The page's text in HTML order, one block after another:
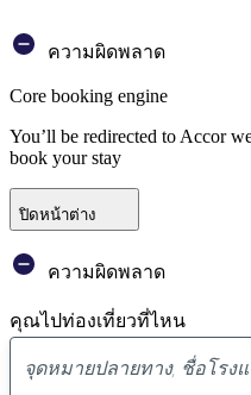
ความผิดพลาด
Core booking engine
You’ll be redirected to Accor
book your stay
ปิดหน้าต่าง
ความผิดพลาด
คุณไปท่องเที่ยวที่ไหน